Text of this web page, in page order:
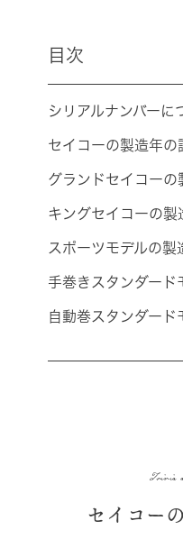
目次
シリアルナンバーに
セイコーの製造年の
グランドセイコーの
キングセイコーの製
スポーツモデルの製
手巻きスタンダード
自動巻スタンダード
Trivia
セイコー